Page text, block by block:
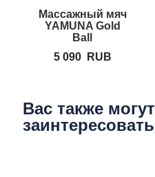
Массажный мяч
YAMUNA Gold
Ball
5 090
RUB
Вас также могут
заинтересовать